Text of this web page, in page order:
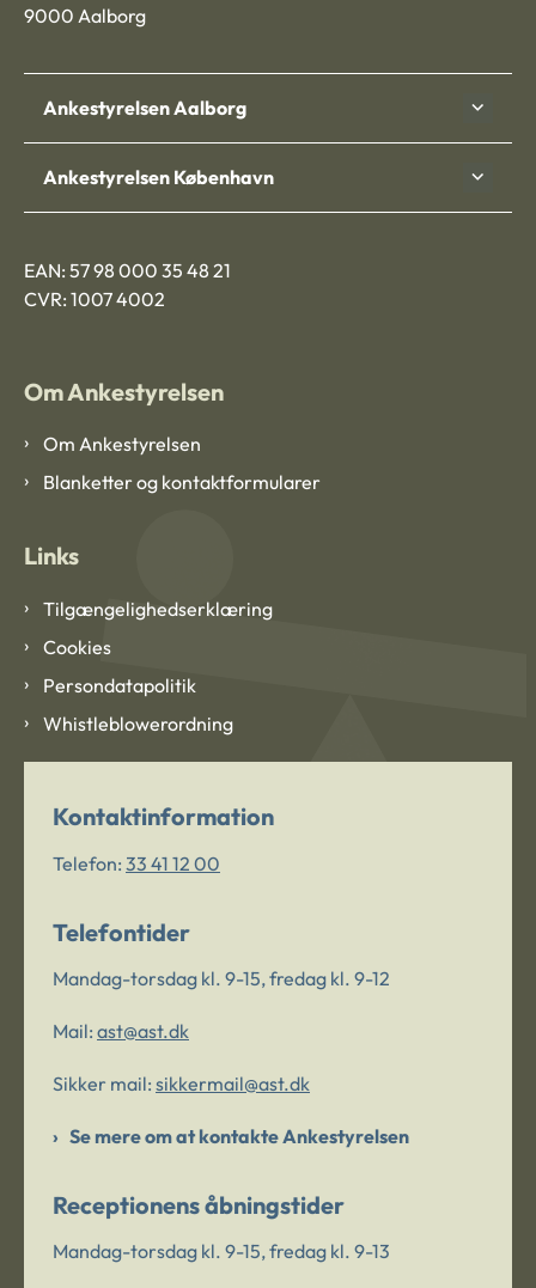
9000 Aalborg
Ankestyrelsen Aalborg
Ankestyrelsen København
EAN: 57 98 000 35 48 21
CVR: 1007 4002
Om Ankestyrelsen
Om Ankestyrelsen
Blanketter og kontaktformularer
Links
Tilgængelighedserklæring
Cookies
Persondatapolitik
Whistleblowerordning
Kontaktinformation
Telefon: 33 41 12 00
Telefontider
Mandag-torsdag kl. 9-15, fredag kl. 9-12
Mail: ast@ast.dk
Sikker mail: sikkermail@ast.dk
Se mere om at kontakte Ankestyrelsen
Receptionens åbningstider
Mandag-torsdag kl. 9-15, fredag kl. 9-13